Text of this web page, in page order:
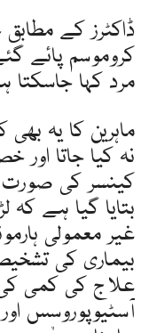
ڈاکٹرز کے
کروموسم پائے
مرد کہا جاسکتا
ماہرین کا یہ
نہ کیا جاتا اور
کینسر کی صورت
غیر معمولی
بیماری کی
علاج کی کمی
آسٹیوپوروسس